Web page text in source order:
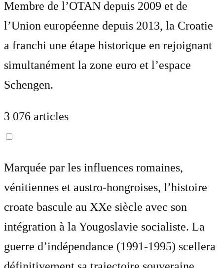
Membre de l’OTAN depuis 2009 et de
l’Union européenne depuis 2013, la Croatie
a franchi une étape historique en rejoignant
simultanément la zone euro et l’espace
Schengen.
3 076 articles
Marquée par les influences romaines,
vénitiennes et austro-hongroises, l’histoire
croate bascule au XXe siècle avec son
intégration à la Yougoslavie socialiste. La
guerre d’indépendance (1991-1995) scellera